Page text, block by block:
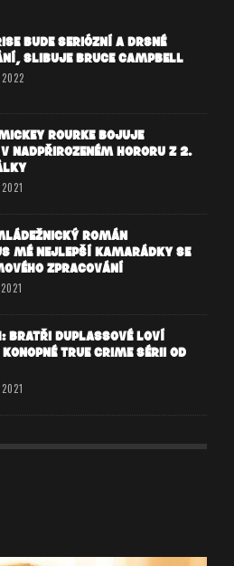
BUDE SERIÓZNÍ A DRSNÉ
SLIBUJE BRUCE CAMPBELL
ROURKE BOJUJE
NADPŘIROZENÉM HORORU Z 2.
ROMÁN
MÉ NEJLEPŠÍ KAMARÁDKY SE
ZPRACOVÁNÍ
BRATŘI DUPLASSOVÉ LOVÍ
TRUE CRIME SÉRII OD